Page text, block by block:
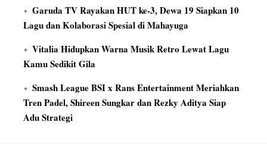
Garuda TV Rayakan HUT ke-3, Dewa 19 Siapkan 10
Lagu dan Kolaborasi Spesial di Mahayuga
Vitalia Hidupkan Warna Musik Retro Lewat Lagu
Kamu Sedikit Gila
Smash League BSI x Rans Entertainment Meriahkan
Tren Padel, Shireen Sungkar dan Rezky Aditya Siap
Adu Strategi